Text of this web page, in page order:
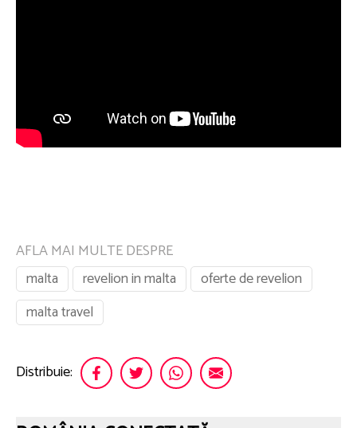
AFLA MAI MULTE DESPRE
malta
revelion in malta
oferte de revelion
malta travel
Distribuie: